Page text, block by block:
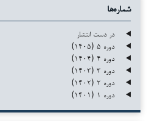
شماره‌ها
در دست انتشار
دوره ۵ (۱۴۰۵)
دوره ۴ (۱۴۰۴)
دوره ۳ (۱۴۰۳)
دوره ۲ (۱۴۰۲)
دوره ۱ (۱۴۰۱)